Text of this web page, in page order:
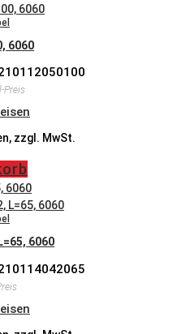
6060
Preis
zzgl. MwSt.
6060